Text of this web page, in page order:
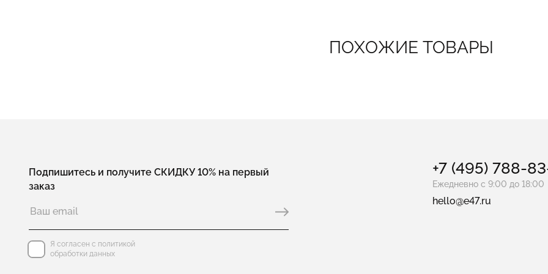
ПОХОЖИЕ ТОВАРЫ
Подпишитесь и получите СКИДКУ 10% на первый
заказ
Я согласен с политикой
обработки данных
+7 (495) 788-
Ежедневно с 9:00 до 18:00
hello@e47.ru